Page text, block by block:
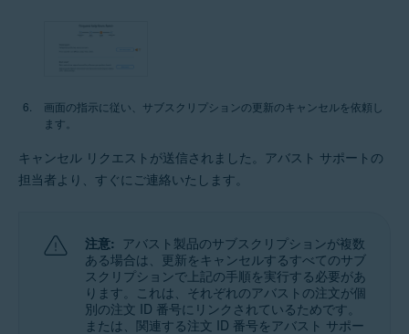
画面の指示に従い、サブスクリプションの更新のキャンセルを依頼し
ます。
キャンセル リクエストが送信されました。アバスト サポートの
担当者より、すぐにご連絡いたします。
注意: アバスト製品のサブスクリプションが複数
ある場合は、更新をキャンセルするすべてのサブ
スクリプションで上記の手順を実行する必要があ
ります。これは、それぞれのアバストの注文が個
別の注文 ID 番号にリンクされているためです。
または、関連する注文 ID 番号をアバスト サポー